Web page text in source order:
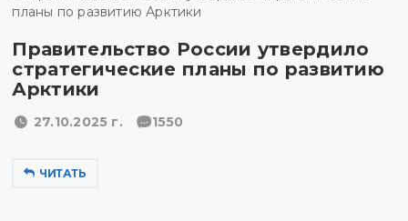
Правительство России утвердило
стратегические планы по развитию
Арктики
27.10.2025 г. 1550
ЧИТАТЬ